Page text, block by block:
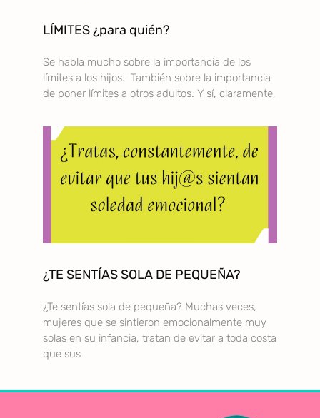
LÍMITES ¿para quién?
Se habla mucho sobre la importancia de los
límites a los hijos. También sobre la importancia
de poner límites a otros adultos. Y sí, claramente,
¿TE SENTÍAS SOLA DE PEQUEÑA?
¿Te sentías sola de pequeña? Muchas veces,
mujeres que se sintieron emocionalmente muy
solas en su infancia, tratan de evitar a toda costa
que sus